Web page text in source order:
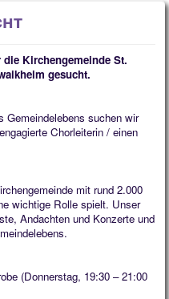
die Kirchengemeinde St.
gesucht.
Gemeindelebens suchen wir
Chorleiterin / einen
mit rund 2.000
wichtige Rolle spielt. Unser
Andachten und Konzerte und
(Donnerstag, 19:30 – 21:00